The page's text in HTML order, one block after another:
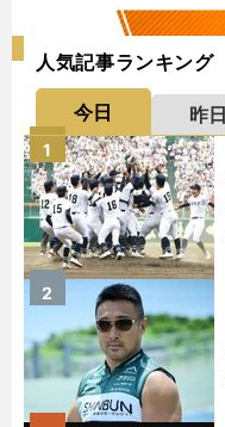
人気記事ランキング
今日 昨日
1
2